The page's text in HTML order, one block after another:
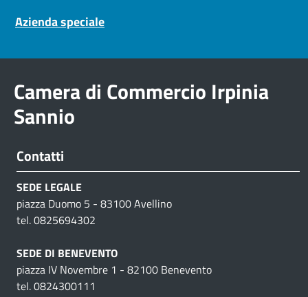
Azienda speciale
Camera di Commercio Irpinia
Sannio
Contatti
SEDE LEGALE
piazza Duomo 5 - 83100 Avellino
tel. 0825694302
SEDE DI BENEVENTO
piazza IV Novembre 1 - 82100 Benevento
tel. 0824300111